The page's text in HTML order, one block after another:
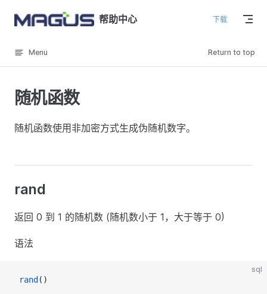
Skip to content 帮助中心 下载
Menu Return to top
随机函数
随机函数使用非加密方式生成伪随机数字。
rand
返回 0 到 1 的随机数 (随机数小于 1，大于等于 0)
语法
sql
rand ()